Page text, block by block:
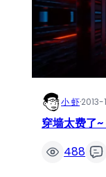
小 虾·2013-
穿墙太费了
488